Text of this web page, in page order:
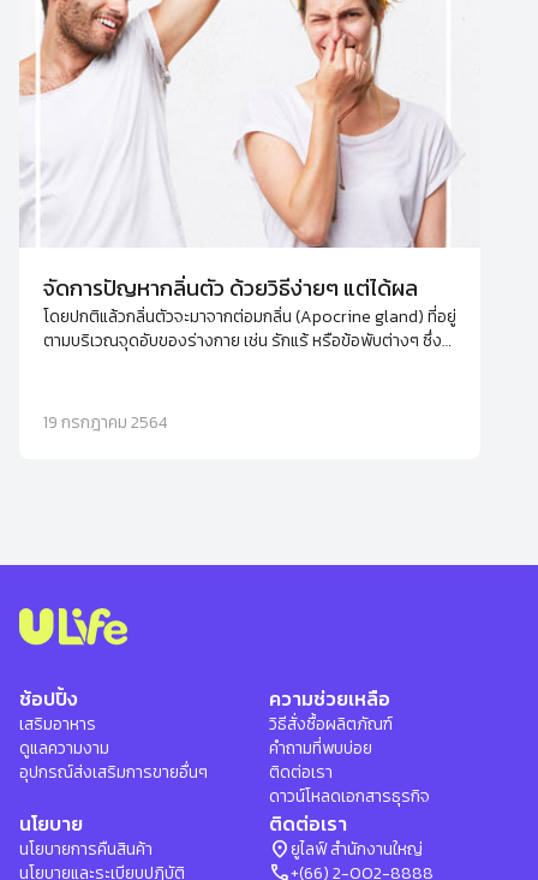
จัดการปัญหากลิ่นตัว ด้วยวิธีง่ายๆ แต่ได้ผล
โดยปกติแล้วกลิ่นตัวจะมาจากต่อมกลิ่น (Apocrine gland) ที่อยู่
ตามบริเวณจุดอับของร่างกาย เช่น รักแร้ หรือข้อพับต่างๆ ซึ่ง
เกิดเป็นกลิ่นเฉพาะบุคคล
19 กรกฎาคม 2564
ช้อปปิ้ง
เสริมอาหาร
ดูแลความงาม
อุปกรณ์ส่งเสริมการขายอื่นๆ
ความช่วยเหลือ
วิธีสั่งซื้อผลิตภัณฑ์
คำถามที่พบบ่อย
ติดต่อเรา
ดาวน์โหลดเอกสารธุรกิจ
นโยบาย
นโยบายการคืนสินค้า
นโยบายและระเบียบปฏิบัติ
ติดต่อเรา
location_onยูไลฟ์ สำนักงานใหญ่
phone+(66) 2-002-8888